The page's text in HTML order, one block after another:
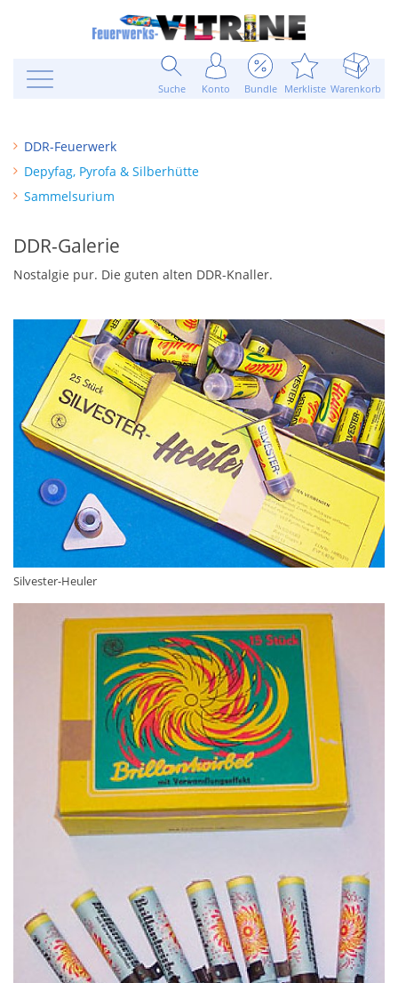
Suche Konto Bundle Merkliste Warenkorb
DDR-Feuerwerk
Depyfag, Pyrofa & Silberhütte
Sammelsurium
DDR-Galerie
Nostalgie pur. Die guten alten DDR-Knaller.
Silvester-Heuler